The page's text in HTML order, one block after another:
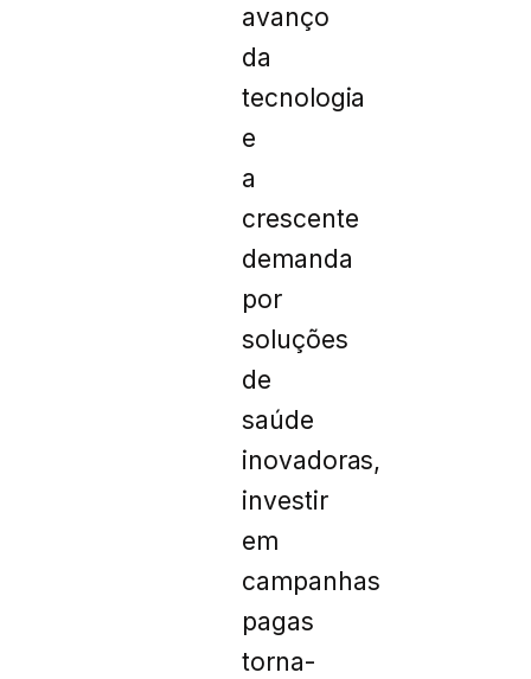
avanço
da
tecnologia
e
a
crescente
demanda
por
soluções
de
saúde
inovadoras,
investir
em
campanhas
pagas
torna-